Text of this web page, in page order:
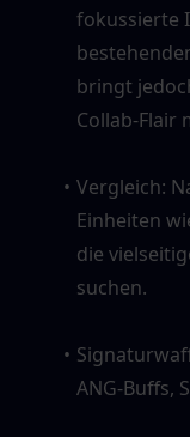
fokussierte
bringt
Collab-Flair
Vergleich:
Einheiten
die
suchen.
ANG-Buffs,